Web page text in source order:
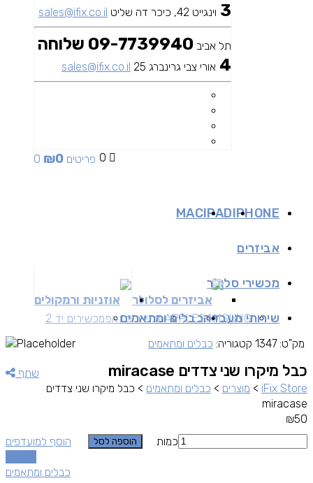
3 וינגייט 42, כיכר דה שליט sales@ifix.co.il
תל אביב
09-7739940 שלוחה
4 אורי צבי גרינברג 25 sales@ifix.co.il
0 0 פריטים ₪0
IPHONE
IPAD
MAC
אביזרים
אביזרים לסלולר אוזניות ורמקולים
מכשירי סלולר
SAMSUNG
APPLEמכשירים זאפמכשירים יד 2 שירותי מעבדהכבלים ומתאמים
שתף
iFix Store
> מוצרים > כבלים ומתאמים > כבל מיקרו שני צדדים
miracase
כבל מיקרו שני צדדים miracase
₪50
כמות
הוספה לסל
הוסף למועדפים
מק"ט:1347 קטגוריה: כבלים ומתאמים
כבלים ומתאמים